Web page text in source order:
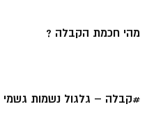
מהי חכמת הקבלה ?
#קבלה – גלגול נשמות גשמי